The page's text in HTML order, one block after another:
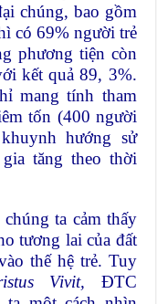
chúng, bao gồm
có 69% người trẻ
phương tiện còn
kết quả 89, 3%.
mang tính tham
tốn (400 người
hướng sử
tăng theo thời
ta cảm thấy
tương lai của đất
thế hệ trẻ. Tuy
Vivit, ĐTC